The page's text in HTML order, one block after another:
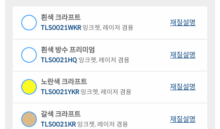
흰색 크라프트
TLS0021WKR 잉크젯, 레이저 겸용
재질설명
흰색 방수 프리미엄
TLS0021HQ 잉크젯, 레이저 겸용
재질설명
노란색 크라프트
TLS0021YKR 잉크젯, 레이저 겸용
재질설명
갈색 크라프트
TLS0021KR 잉크젯, 레이저 겸용
재질설명